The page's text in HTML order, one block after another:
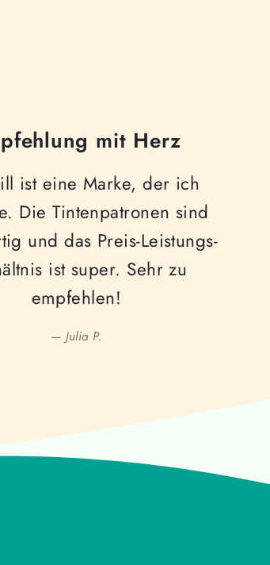
mit Herz
ist eine Marke, der ich
Die Tintenpatronen sind
und das Preis-Leistungs-
ist super. Sehr zu
empfehlen!
— Julia P.